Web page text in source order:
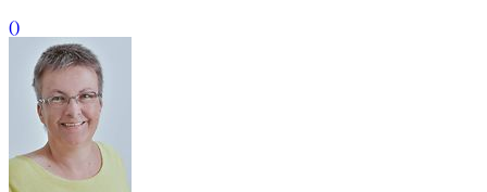
()